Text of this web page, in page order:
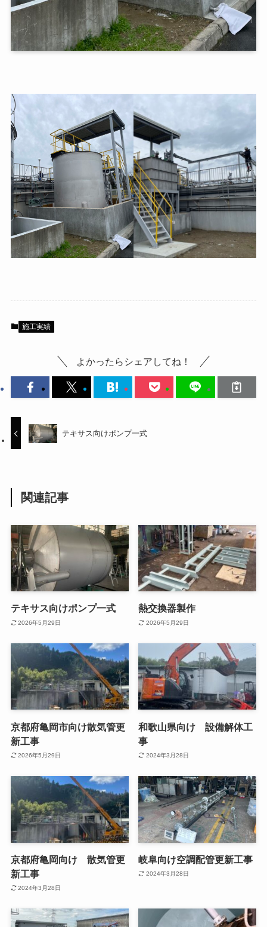
施工実績
よかったらシェアしてね！
テキサス向けポンプ一式
関連記事
テキサス向けポンプ一式
2026年5月29日
熱交換器製作
2026年5月29日
京都府亀岡市向け散気管更
新工事
2026年5月29日
和歌山県向け 設備解体工
事
2024年3月28日
京都府亀岡向け 散気管更
新工事
2024年3月28日
岐阜向け空調配管更新工事
2024年3月28日